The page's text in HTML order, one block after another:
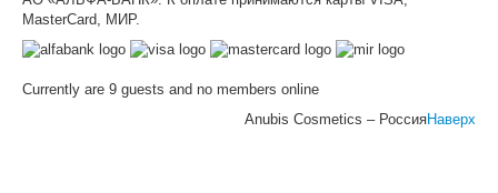
MasterCard, МИР.
Currently are 9 guests and no members online
Наверх
Anubis Cosmetics – Россия